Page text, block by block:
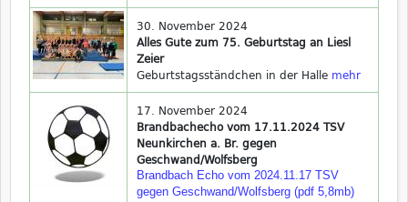
30. November 2024
Alles Gute zum 75. Geburtstag an Liesl
Zeier
Geburtstagsständchen in der Halle mehr
17. November 2024
Brandbachecho vom 17.11.2024 TSV
Neunkirchen a. Br. gegen
Geschwand/Wolfsberg
Brandbach Echo vom 2024.11.17 TSV
gegen Geschwand/Wolfsberg (pdf 5,8mb)